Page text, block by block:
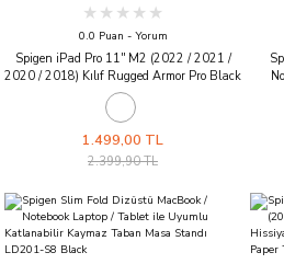
0.0 Puan - Yorum
Spigen iPad Pro 11'' M2 (2022 / 2021 /
2020 / 2018) Kılıf Rugged Armor Pro Black
1.499,00 TL
2.399,90 TL